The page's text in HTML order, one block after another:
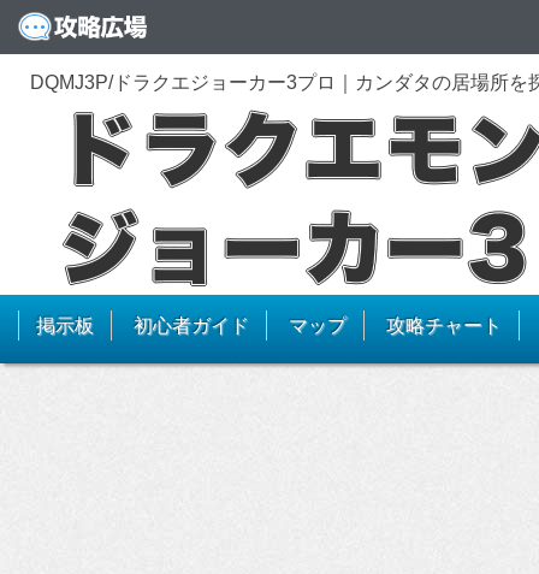
DQMJ3P/ドラクエジョーカー3プロ｜カンダタの居場所を
掲示板 初心者ガイド マップ 攻略チャート